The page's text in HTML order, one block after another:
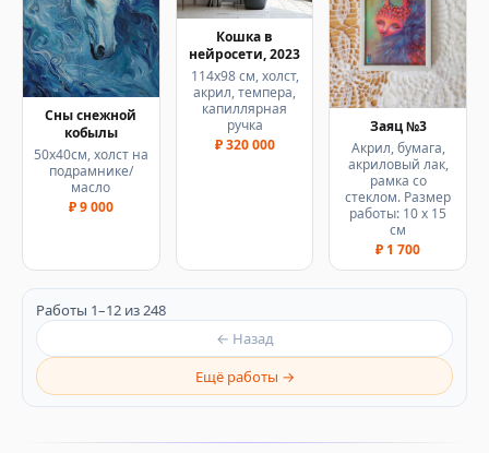
Сны снежной
кобылы
50х40см, холст на
подрамнике/
масло
₽ 9 000
Кошка в
нейросети, 2023
114х98 см, холст,
акрил, темпера,
капиллярная
ручка
₽ 320 000
Заяц №3
Акрил, бумага,
акриловый лак,
рамка со
стеклом. Размер
работы: 10 х 15
см
₽ 1 700
Работы 1–12 из 248
← Назад
Ещё работы →